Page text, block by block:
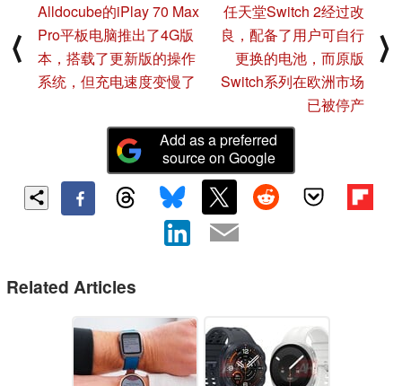
⟨
Alldocube的iPlay 70 Max
Pro平板电脑推出了4G版
本，搭载了更新版的操作
系统，但充电速度变慢了
任天堂Switch 2经过改
良，配备了用户可自行
更换的电池，而原版
Switch系列在欧洲市场
已被停产
⟩
Add as a preferred
source on Google
Related Articles